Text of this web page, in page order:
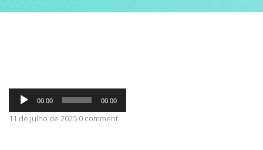
CONTATO
Tocador
áudio
00:00 00:00
11 de julho de 2025 0 comment